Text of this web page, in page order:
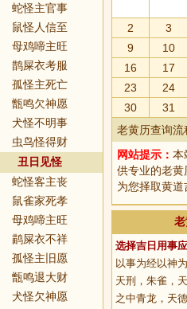
蛇怪主官事
鼠怪人信至
母鸡啼主旺
鹊屎衣考服
孤怪主死亡
甑鸣欠神愿
犬怪不明事
虫鸟怪得财
丑日见怪
蛇怪客主丧
鼠雀家死孝
母鸡啼主旺
鹋屎衣不祥
孤怪主旧愿
甑鸣退大财
犬怪欠神愿
2
3
9
10
16
17
23
24
30
31
老黄历查询
网站提示： 本
供专业的老黄
为您择取黄道
选择吉日用事
以事为经以神
天刑，朱雀，
之中青龙，天